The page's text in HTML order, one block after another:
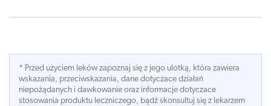
* Przed użyciem leków zapoznaj się z jego ulotką, która zawiera
wskazania, przeciwskazania, dane dotyczace działań
niepożądanych i dawkowanie oraz informacje dotyczace
stosowania produktu leczniczego, bądź skonsultuj się z lekarzem